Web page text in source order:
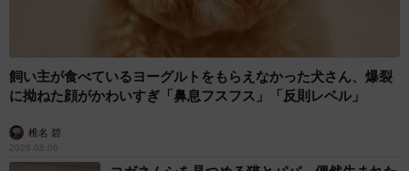
ーー確かに高笑いするキャラっていますね。
小田 突き抜ける高笑い、含みの高笑い。調子に乗ったと
き、場の空気を読んだときの高笑いがあって、奥が深いん
です。
飼い主が食べているヨーグルトをもらえなかった犬さん、爆裂
に拗ねた顔がかわいすぎ「鼻息フスフス」「反則レベル」
椎名 碧
2026.08.06